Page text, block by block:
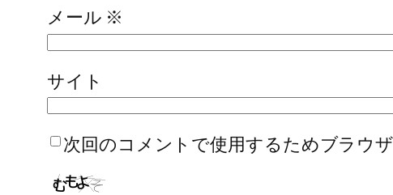
メール ※
サイト
次回のコメントで使用するためブラウ